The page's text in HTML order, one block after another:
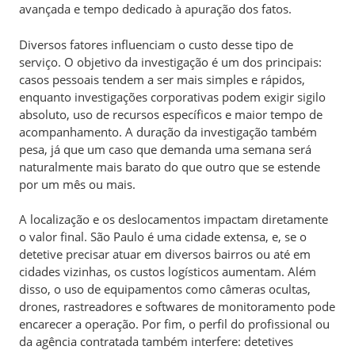
avançada e tempo dedicado à apuração dos fatos.
Diversos fatores influenciam o custo desse tipo de
serviço. O objetivo da investigação é um dos principais:
casos pessoais tendem a ser mais simples e rápidos,
enquanto investigações corporativas podem exigir sigilo
absoluto, uso de recursos específicos e maior tempo de
acompanhamento. A duração da investigação também
pesa, já que um caso que demanda uma semana será
naturalmente mais barato do que outro que se estende
por um mês ou mais.
A localização e os deslocamentos impactam diretamente
o valor final. São Paulo é uma cidade extensa, e, se o
detetive precisar atuar em diversos bairros ou até em
cidades vizinhas, os custos logísticos aumentam. Além
disso, o uso de equipamentos como câmeras ocultas,
drones, rastreadores e softwares de monitoramento pode
encarecer a operação. Por fim, o perfil do profissional ou
da agência contratada também interfere: detetives